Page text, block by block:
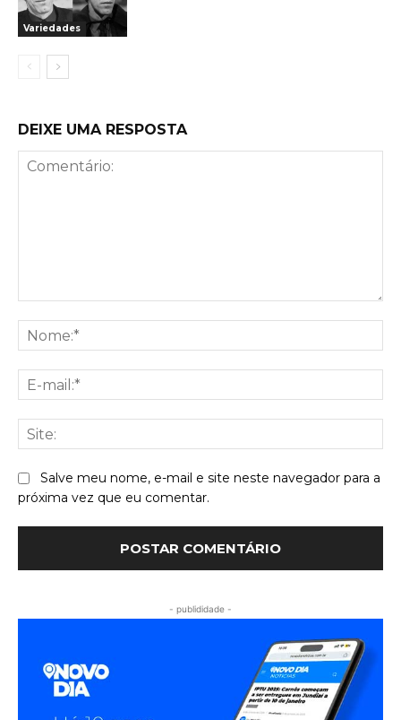
Variedades
DEIXE UMA RESPOSTA
Salve meu nome, e-mail e site neste navegador para a
próxima vez que eu comentar.
- publididade -